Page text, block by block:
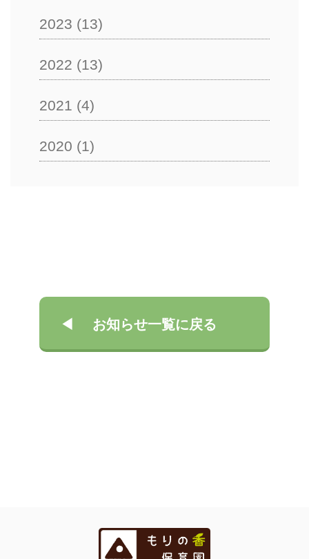
2023 (13)
2022 (13)
2021 (4)
2020 (1)
お知らせ一覧に戻る